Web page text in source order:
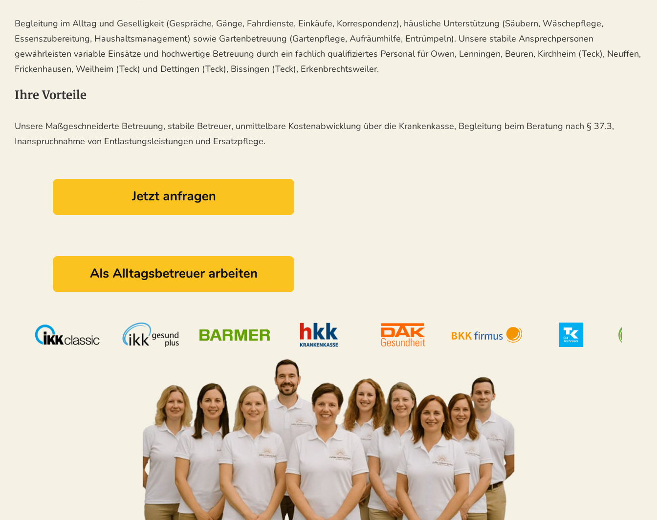
Begleitung im Alltag und Geselligkeit (Gespräche, Gänge, Fahrdienste, Einkäufe, Korrespondenz), häusliche Unterstützung (Säubern, Wäschepflege,
Essenszubereitung, Haushaltsmanagement) sowie Gartenbetreuung (Gartenpflege, Aufräumhilfe, Entrümpeln). Unsere stabile Ansprechpersonen
gewährleisten variable Einsätze und hochwertige Betreuung durch ein fachlich qualifiziertes Personal für Owen, Lenningen, Beuren, Kirchheim (Teck), Neuffen,
Frickenhausen, Weilheim (Teck) und Dettingen (Teck), Bissingen (Teck), Erkenbrechtsweiler.
Ihre Vorteile
Unsere Maßgeschneiderte Betreuung, stabile Betreuer, unmittelbare Kostenabwicklung über die Krankenkasse, Begleitung beim Beratung nach § 37.3,
Inanspruchnahme von Entlastungsleistungen und Ersatzpflege.